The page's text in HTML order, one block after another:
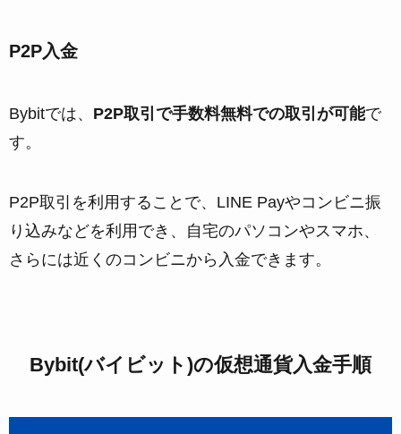
P2P入金
Bybitでは、 P2P取引で手数料無料での取引が可能で
す。
P2P取引を利用することで、LINE Payやコンビニ振
り込みなどを利用でき、自宅のパソコンやスマホ、
さらには近くのコンビニから入金できます。
Bybit(バイビット)の仮想通貨入金手順